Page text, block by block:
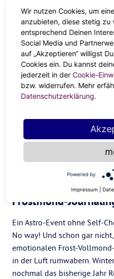
ich brauche, steckt bereits in
empowern und motivieren
Stück näher zu kommen.
Gönn dir!
Einmal quer übers Street-
Getaway mit deinen Girls,
dir! Mit dem Frostmond im
sich mit allerlei
Sex und allen möglichen
Wunsch- und Bucketliste
Von wegen! Belohne dich
Achievements des
Frostmond-
Ein Astro-Event ohne Self-
No way! Und schon gar
emotionalen Frost-
in der Luft rumwabern.
nochmal das bisherige Jahr
Wir nutzen Cookies, um
anzubieten, diese stetig zu
entsprechend Deinen
Social Media und
auf „Akzeptieren“ willigst
Cookies ein. Du kannst
jederzeit in der Cookie-
bzw. widerrufen. Mehr
Datenschutzerklärung.
Powered by
Impressum